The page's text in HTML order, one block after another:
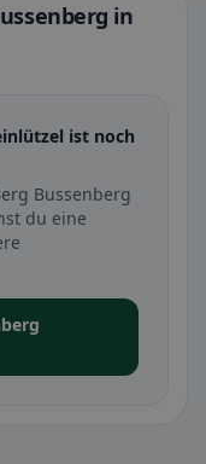
in
ist noch
Bussenberg
du eine